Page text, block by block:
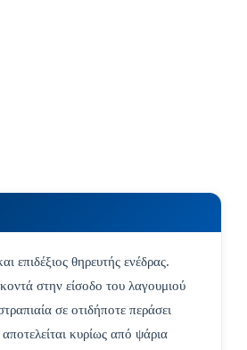
επιδέξιος θηρευτής ενέδρας.
στην είσοδο του λαγουμιού
σε οτιδήποτε περάσει
κυρίως από ψάρια